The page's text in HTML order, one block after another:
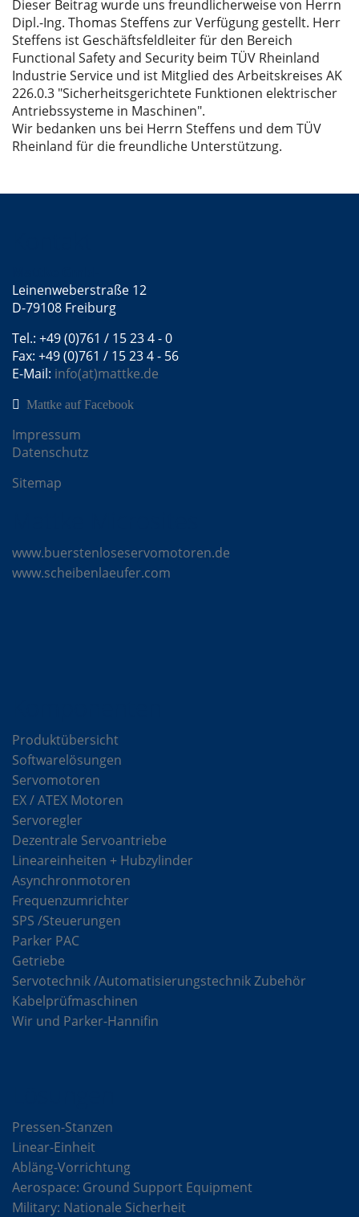
Dieser Beitrag wurde uns freundlicherweise von Herrn
Dipl.-Ing. Thomas Steffens zur Verfügung gestellt. Herr
Steffens ist Geschäftsfeldleiter für den Bereich
Functional Safety and Security beim TÜV Rheinland
Industrie Service und ist Mitglied des Arbeitskreises AK
226.0.3 "Sicherheitsgerichtete Funktionen elektrischer
Antriebssysteme in Maschinen".
Wir bedanken uns bei Herrn Steffens und dem TÜV
Rheinland für die freundliche Unterstützung.
Leinenweberstraße 12
D-79108 Freiburg
Tel.: +49 (0)761 / 15 23 4 - 0
Fax: +49 (0)761 / 15 23 4 - 56
E-Mail: info(at)mattke.de
Mattke auf Facebook
Impressum
Datenschutz
Sitemap
www.buerstenloseservomotoren.de
www.scheibenlaeufer.com
Produktübersicht
Softwarelösungen
Servomotoren
EX / ATEX Motoren
Servoregler
Dezentrale Servoantriebe
Lineareinheiten + Hubzylinder
Asynchronmotoren
Frequenzumrichter
SPS /Steuerungen
Parker PAC
Getriebe
Servotechnik /Automatisierungstechnik Zubehör
Kabelprüfmaschinen
Wir und Parker-Hannifin
Pressen-Stanzen
Linear-Einheit
Abläng-Vorrichtung
Aerospace: Ground Support Equipment
Military: Nationale Sicherheit